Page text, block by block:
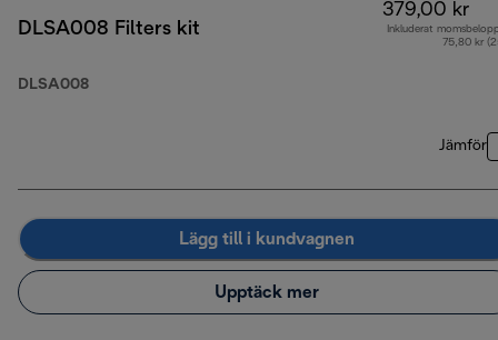
DLSA008 Filters kit
DLSA008
379,00 kr
Inkluderat
75,80 kr
Jämför
Lägg till i kundvagnen
Upptäck mer